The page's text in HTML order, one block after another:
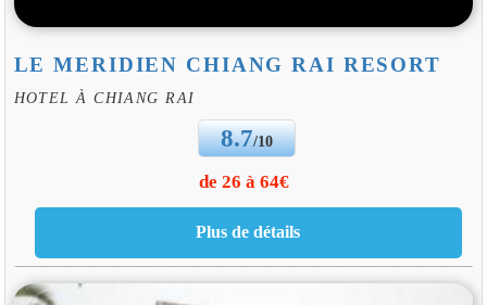
LE MERIDIEN CHIANG RAI RESORT
HOTEL À CHIANG RAI
8.7/10
de 26 à 64€